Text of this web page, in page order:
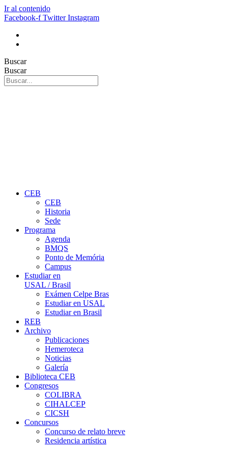
Ir al contenido
Facebook-f Twitter Instagram
Buscar
Buscar
CEB
CEB
Historia
Sede
Programa
Agenda
BMQS
Ponto de Memória
Campus
Estudiar en
USAL / Brasil
Exámen Celpe Bras
Estudiar en USAL
Estudiar en Brasil
REB
Archivo
Publicaciones
Hemeroteca
Noticias
Galería
Biblioteca CEB
Congresos
COLIBRA
CIHALCEP
CICSH
Concursos
Concurso de relato breve
Residencia artística